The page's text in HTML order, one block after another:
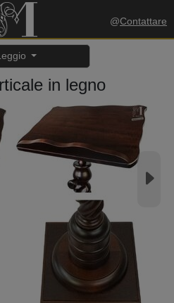
@Contattare
in legno